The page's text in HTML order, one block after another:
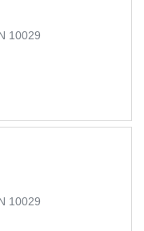
10029
10029